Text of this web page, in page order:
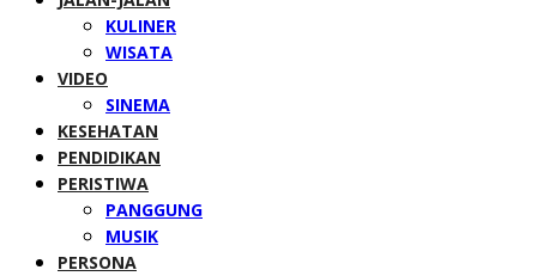
KULINER
WISATA
VIDEO
SINEMA
KESEHATAN
PENDIDIKAN
PERISTIWA
PANGGUNG
MUSIK
PERSONA